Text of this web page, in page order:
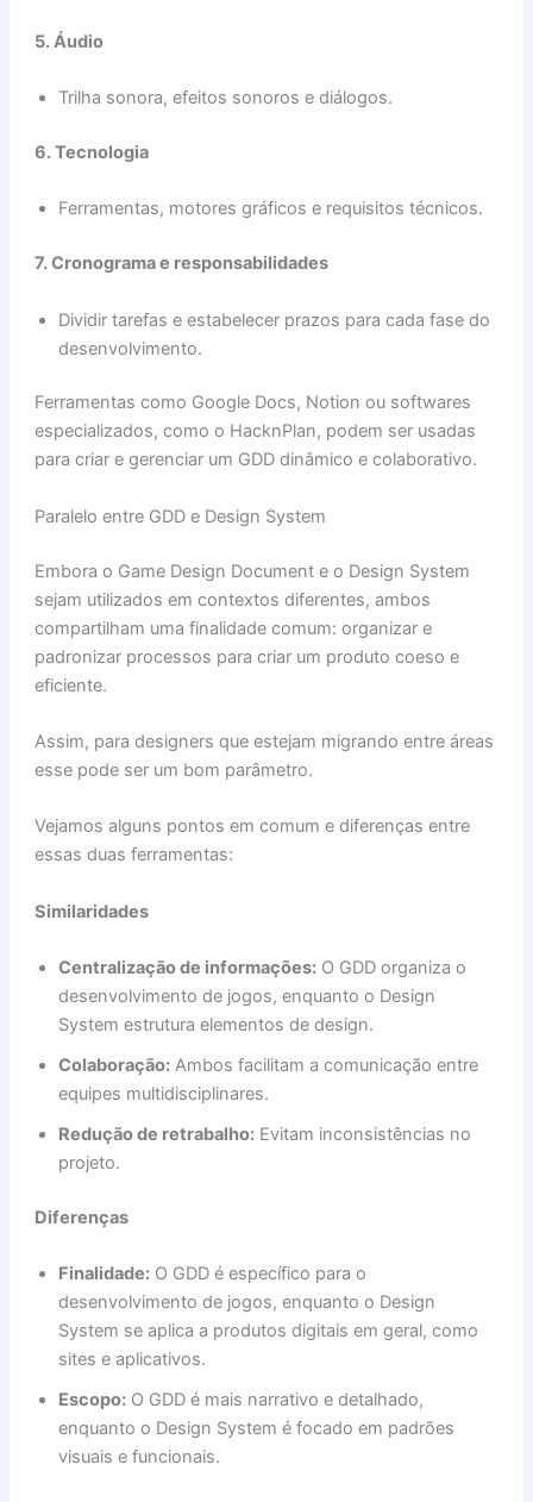
5. Áudio
Trilha sonora, efeitos sonoros e diálogos.
6. Tecnologia
Ferramentas, motores gráficos e requisitos técnicos.
7. Cronograma e responsabilidades
Dividir tarefas e estabelecer prazos para cada fase do
desenvolvimento.
Ferramentas como Google Docs, Notion ou softwares
especializados, como o HacknPlan, podem ser usadas
para criar e gerenciar um GDD dinâmico e colaborativo.
Paralelo entre GDD e Design System
Embora o Game Design Document e o Design System
sejam utilizados em contextos diferentes, ambos
compartilham uma finalidade comum: organizar e
padronizar processos para criar um produto coeso e
eficiente.
Assim, para designers que estejam migrando entre áreas
esse pode ser um bom parâmetro.
Vejamos alguns pontos em comum e diferenças entre
essas duas ferramentas:
Similaridades
Centralização de informações: O GDD organiza o
desenvolvimento de jogos, enquanto o Design
System estrutura elementos de design.
Colaboração: Ambos facilitam a comunicação entre
equipes multidisciplinares.
Redução de retrabalho: Evitam inconsistências no
projeto.
Diferenças
Finalidade: O GDD é específico para o
desenvolvimento de jogos, enquanto o Design
System se aplica a produtos digitais em geral, como
sites e aplicativos.
Escopo: O GDD é mais narrativo e detalhado,
enquanto o Design System é focado em padrões
visuais e funcionais.